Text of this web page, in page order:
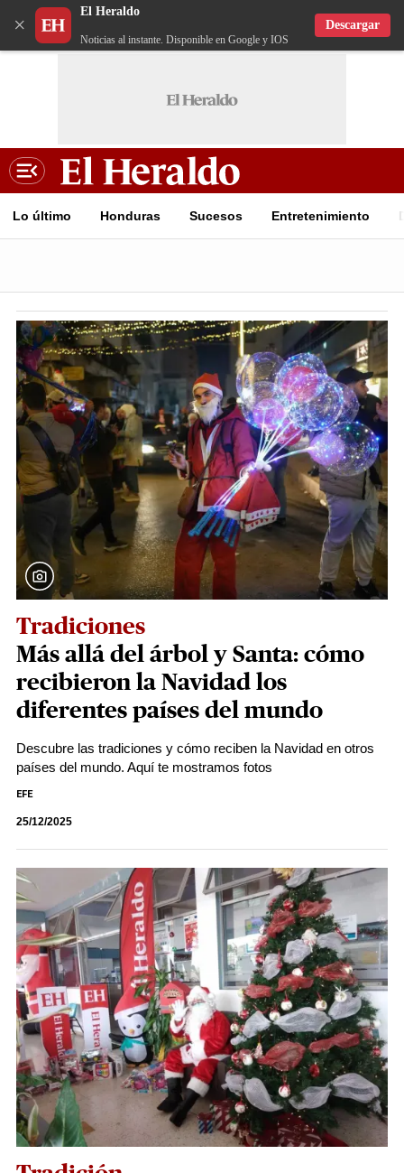
×
El Heraldo
Noticias al instante. Disponible en Google y IOS
Descargar
Lo último Honduras Sucesos Entretenimiento
Tradiciones
Más allá del árbol y Santa: cómo
recibieron la Navidad los
diferentes países del mundo
Descubre las tradiciones y cómo reciben la Navidad en otros
países del mundo. Aquí te mostramos fotos
EFE
25/12/2025